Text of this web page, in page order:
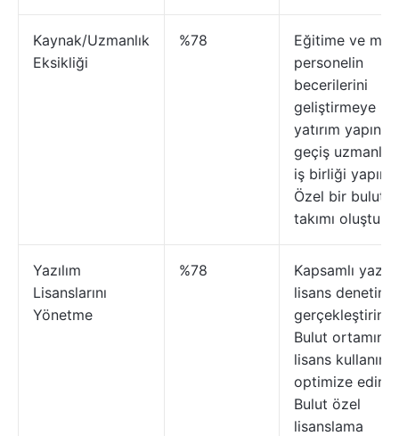
Kaynak/Uzmanlık
Eksikliği
%78
Eğitime ve
personelin
becerilerini
geliştirmeye
yatırım yapın
geçiş
iş birliği yapın
Özel bir bulut
takımı
Yazılım
Lisanslarını
Yönetme
%78
Kapsamlı
lisans
gerçekleştirin
Bulut
lisans
optimize edin
Bulut özel
lisanslama